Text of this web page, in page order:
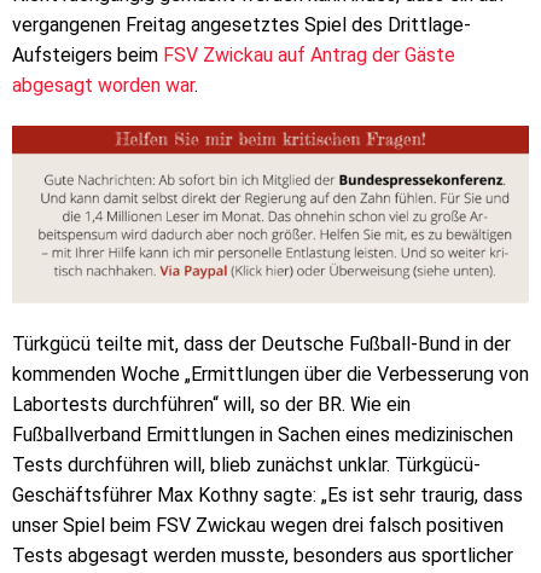
vergangenen Freitag angesetztes Spiel des Drittlage-
Aufsteigers beim FSV Zwickau auf Antrag der Gäste
abgesagt worden war.
Türkgücü teilte mit, dass der Deutsche Fußball-Bund in der
kommenden Woche „Ermittlungen über die Verbesserung von
Labortests durchführen“ will, so der BR. Wie ein
Fußballverband Ermittlungen in Sachen eines medizinischen
Tests durchführen will, blieb zunächst unklar. Türkgücü-
Geschäftsführer Max Kothny sagte: „Es ist sehr traurig, dass
unser Spiel beim FSV Zwickau wegen drei falsch positiven
Tests abgesagt werden musste, besonders aus sportlicher